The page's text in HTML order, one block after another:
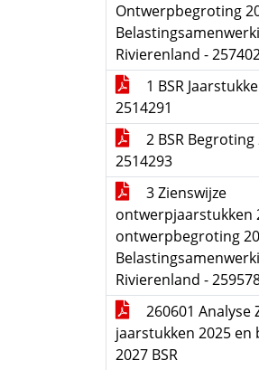
Ontwerpbegroting
Rivierenland -
1 BSR
2514291
2 BSR Begroting
2514293
3 Zienswijze
ontwerpjaarstukken
ontwerpbegroting
Rivierenland -
260601 Analyse
jaarstukken 2025 en
2027 BSR